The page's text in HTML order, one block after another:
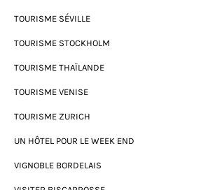
TOURISME SÉVILLE
TOURISME STOCKHOLM
TOURISME THAÏLANDE
TOURISME VENISE
TOURISME ZURICH
UN HÔTEL POUR LE WEEK END
VIGNOBLE BORDELAIS